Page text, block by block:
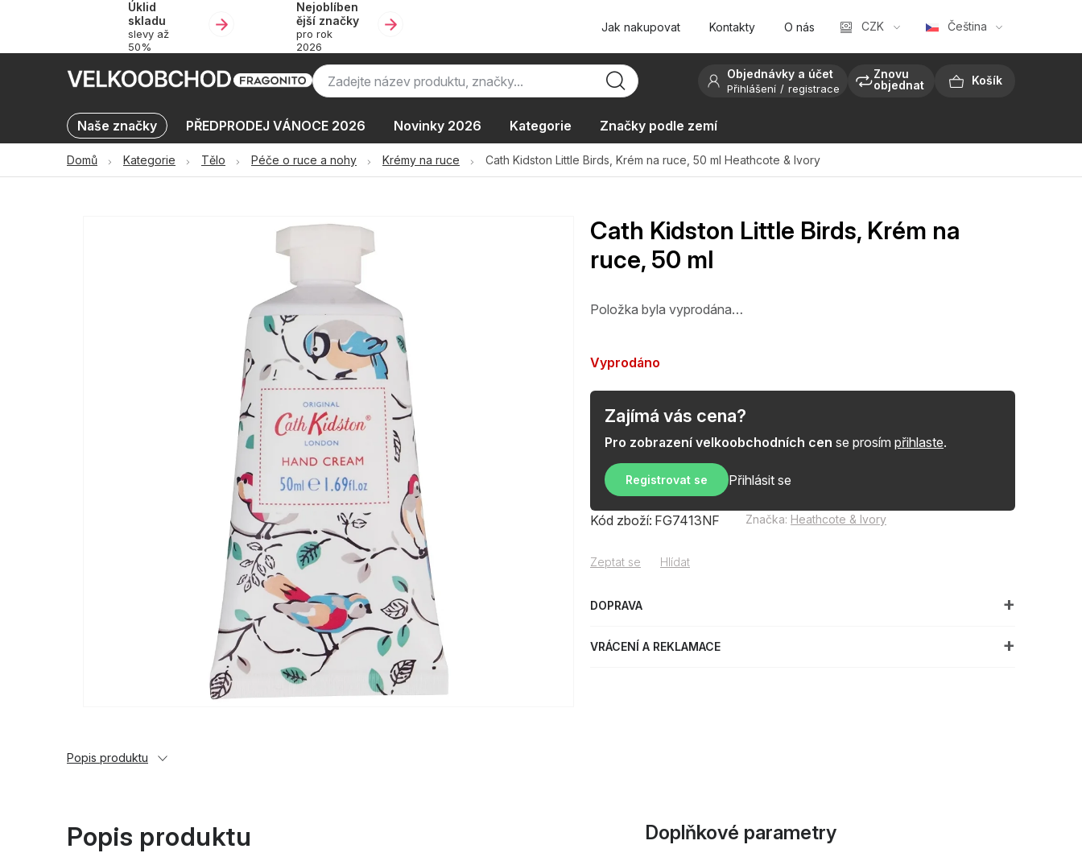
Úklid
skladu
slevy až
50%
Nejoblíben
ější značky
pro rok
2026
Jak nakupovat Kontakty O nás CZK Čeština
Objednávky a účet
Přihlášení registrace
Znovu
objednat
Naše značky PŘEDPRODEJ VÁNOCE 2026 Novinky 2026 Kategorie Značky podle zemí
Výprodej skladu až -50 % KATALOGY Oblíbené kolekce AKCE Podle typu provozu
Domů Kategorie Tělo Péče o ruce a nohy Krémy na ruce Cath Kidston Little Birds, Krém na ruce, 50 ml Heathcote & Ivory
Cath Kidston Little Birds, Krém na
ruce, 50 ml
Položka byla vyprodána…
Vyprodáno
Zajímá vás cena?
Pro zobrazení velkoobchodních cen se prosím přihlaste.
Registrovat se Přihlásit se
Kód zboží: FG7413NF Značka: Heathcote & Ivory
Zeptat se Hlídat
DOPRAVA
VRÁCENÍ A REKLAMACE
Popis produktu
Popis produktu Doplňkové parametry